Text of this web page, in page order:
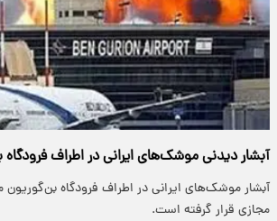
آبشار دیدنی موشک‌های ایرانی در اطراف
آبشار موشک‌های ایرانی در اطراف فرودگاه بن‌گوریون
مجازی قرار گرفته است.